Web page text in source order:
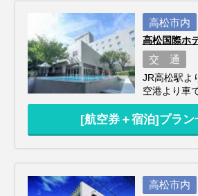
高松市内
高松国際ホ
交 通
JR高松駅よ
空港より車
[航空券＋宿泊]プラン
高松市内